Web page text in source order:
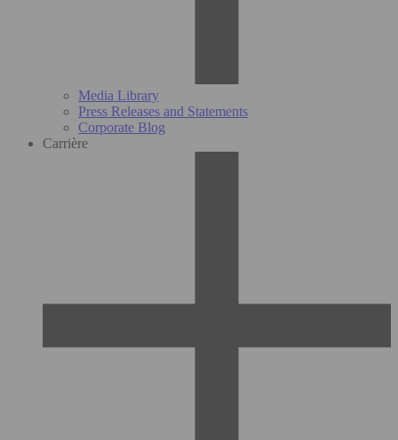
Media Library
Press Releases and Statements
Corporate Blog
Carrière